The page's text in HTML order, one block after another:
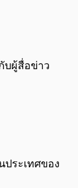
บผู้สื่อข่าว
ระเทศของ